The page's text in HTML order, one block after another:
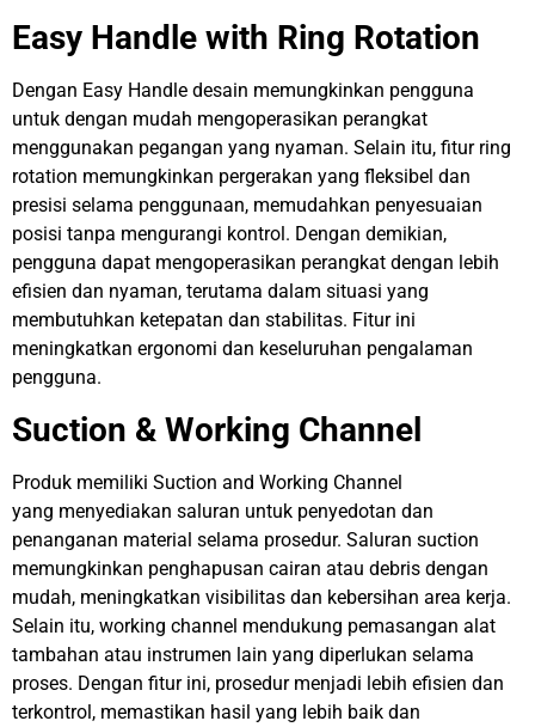
Easy Handle with Ring Rotation
Dengan Easy Handle desain memungkinkan pengguna
untuk dengan mudah mengoperasikan perangkat
menggunakan pegangan yang nyaman. Selain itu, fitur ring
rotation memungkinkan pergerakan yang fleksibel dan
presisi selama penggunaan, memudahkan penyesuaian
posisi tanpa mengurangi kontrol. Dengan demikian,
pengguna dapat mengoperasikan perangkat dengan lebih
efisien dan nyaman, terutama dalam situasi yang
membutuhkan ketepatan dan stabilitas. Fitur ini
meningkatkan ergonomi dan keseluruhan pengalaman
pengguna.
Suction & Working Channel
Produk memiliki Suction and Working Channel
yang menyediakan saluran untuk penyedotan dan
penanganan material selama prosedur. Saluran suction
memungkinkan penghapusan cairan atau debris dengan
mudah, meningkatkan visibilitas dan kebersihan area kerja.
Selain itu, working channel mendukung pemasangan alat
tambahan atau instrumen lain yang diperlukan selama
proses. Dengan fitur ini, prosedur menjadi lebih efisien dan
terkontrol, memastikan hasil yang lebih baik dan